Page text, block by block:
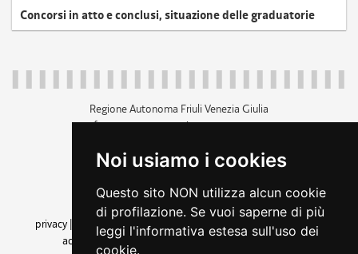
Noi usiamo i cookies
Questo sito NON utilizza alcun cookie
di profilazione. Se vuoi saperne di più
leggi l'informativa estesa sull'uso dei
cookie.
Concorsi in atto e conclusi, situazione delle graduatorie
Regione Autonoma Friuli Venezia Giulia
c.f. 80014930327; p.iva 00526040324
+39 040 3771111
amministrazione trasparente
privacy
cookie |note legali accessibilità
dichiarazione di
accessibilità| feedback cambio preferenze cookie